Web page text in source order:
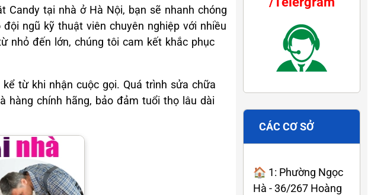
tại nhà ở Hà Nội, bạn sẽ nhanh chóng
ngũ kỹ thuật viên chuyên nghiệp với nhiều
nhỏ đến lớn, chúng tôi cam kết khắc phục
từ khi nhận cuộc gọi. Quá trình sửa chữa
hàng chính hãng, bảo đảm tuổi thọ lâu dài
CÁC CƠ SỞ
🏠 1: Phường Ngọc
Hà - 36/267 Hoàng